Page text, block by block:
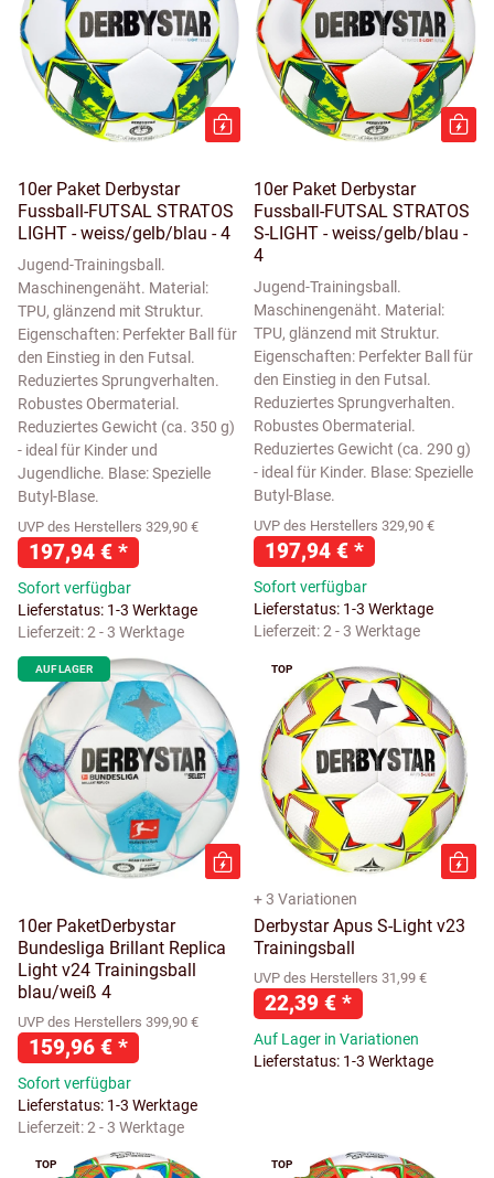
10er Paket Derbystar
Fussball-FUTSAL STRATOS
LIGHT - weiss/gelb/blau - 4
Jugend-Trainingsball.
Maschinengenäht. Material:
TPU, glänzend mit Struktur.
Eigenschaften: Perfekter Ball für
den Einstieg in den Futsal.
Reduziertes Sprungverhalten.
Robustes Obermaterial.
Reduziertes Gewicht (ca. 350 g)
- ideal für Kinder und
Jugendliche. Blase: Spezielle
Butyl-Blase.
UVP des Herstellers 329,90 €
197,94 € *
Sofort verfügbar
Lieferstatus: 1-3 Werktage
Lieferzeit:2 - 3 Werktage
10er Paket Derbystar
Fussball-FUTSAL STRATOS
S-LIGHT - weiss/gelb/blau -
4
Jugend-Trainingsball.
Maschinengenäht. Material:
TPU, glänzend mit Struktur.
Eigenschaften: Perfekter Ball für
den Einstieg in den Futsal.
Reduziertes Sprungverhalten.
Robustes Obermaterial.
Reduziertes Gewicht (ca. 290 g)
- ideal für Kinder. Blase: Spezielle
Butyl-Blase.
UVP des Herstellers 329,90 €
197,94 € *
Sofort verfügbar
Lieferstatus: 1-3 Werktage
Lieferzeit:2 - 3 Werktage
AUF LAGER
10er PaketDerbystar
Bundesliga Brillant Replica
Light v24 Trainingsball
blau/weiß 4
UVP des Herstellers 399,90 €
159,96 € *
Sofort verfügbar
Lieferstatus: 1-3 Werktage
Lieferzeit:2 - 3 Werktage
TOP
+ 3 Variationen
Derbystar Apus S-Light v23
Trainingsball
UVP des Herstellers 31,99 €
22,39 € *
Auf Lager in Variationen
Lieferstatus: 1-3 Werktage
TOP TOP